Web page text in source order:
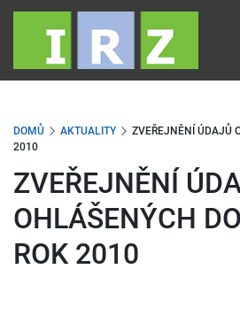
Přejít
obsahu
DOMŮ AKTUALITY
ZVEŘEJNĚNÍ ÚDAJŮ
2010
ZVEŘEJNĚNÍ
OHLÁŠENÝCH
ROK 2010